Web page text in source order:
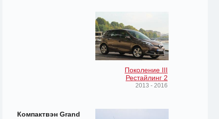
Поколение III
Рестайлинг 2
2013 - 2016
Компактвэн Grand